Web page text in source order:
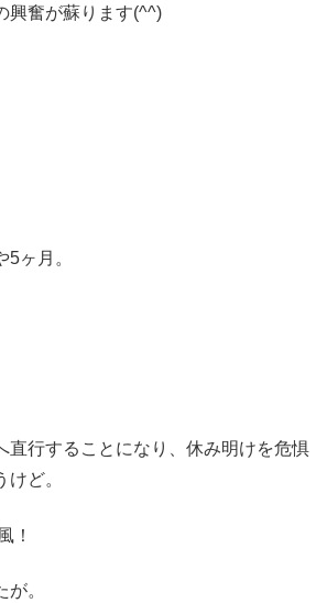
興奮が蘇ります(^^)
ヶ月。
行することになり、休み明けを危惧
ど。
！
。